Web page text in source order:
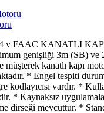
v FAAC KANATLI
genişliği 3m (SB) ve
müşterek kanatlı kapı
* Engel tespiti
kodlayıcısı vardır. *
* Kaynaksız
dirseği mevcuttur. *